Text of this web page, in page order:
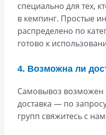
специально для тех,
в кемпинг. Простые
распределено по
готово к
4. Возможна ли
Самовывоз возможен
доставка — по
групп свяжитесь с